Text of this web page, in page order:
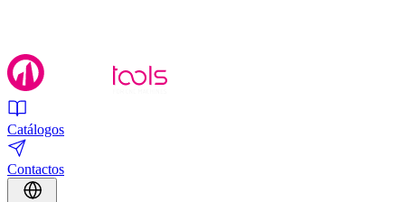
Catálogos
Contactos